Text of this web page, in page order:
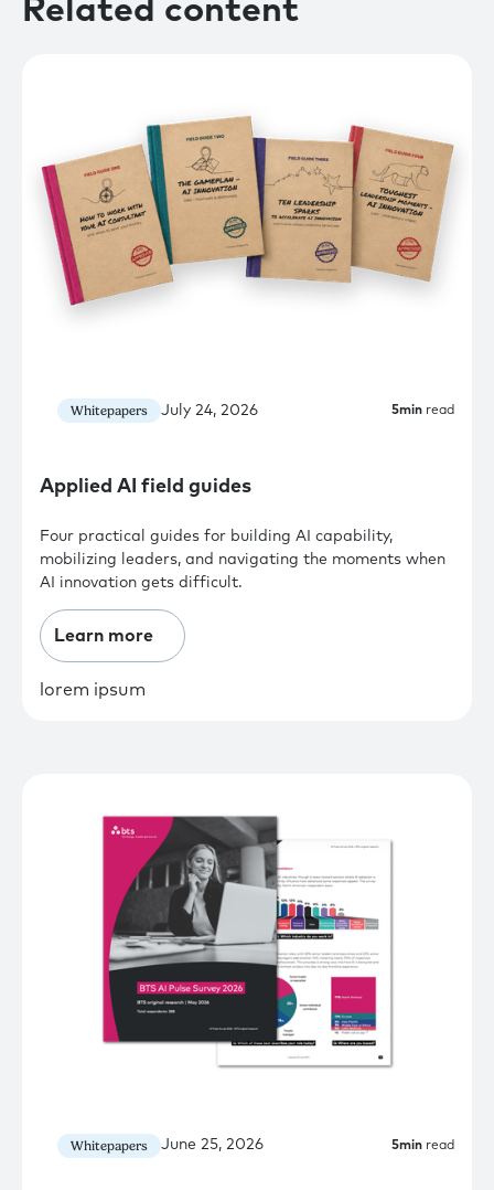
Related content
Whitepapers July 24, 2026 5min read
Applied AI field guides
Four practical guides for building AI capability,
mobilizing leaders, and navigating the moments when
AI innovation gets difficult.
Learn more
lorem ipsum
Whitepapers June 25, 2026 5min read